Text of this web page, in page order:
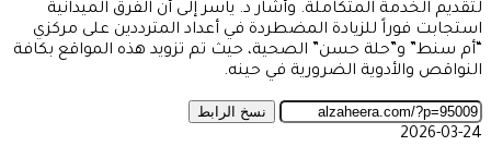
لتقديم الخدمة المتكاملة. وأشار د. ياسر إلى أن الفرق الميدانية
استجابت فوراً للزيادة المضطردة في أعداد المترددين على مركزي
“أم سنط” و”حلة حسن” الصحية، حيث تم تزويد هذه المواقع بكافة
النواقص والأدوية الضرورية في حينه.
نسخ الرابط
2026-03-24